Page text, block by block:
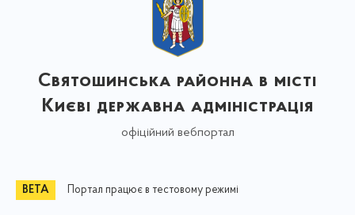
Святошинська районна в місті
Києві державна адміністрація
офіційний вебпортал
Портал працює в тестовому режимі